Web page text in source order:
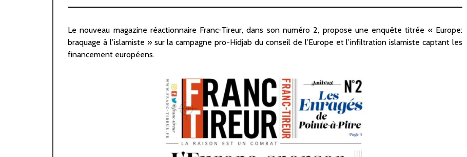
Le nouveau magazine réactionnaire Franc-Tireur, dans son numéro 2, propose une enquête titrée « Europe:
braquage à l’islamiste » sur la campagne pro-Hidjab du conseil de l’Europe et l’infiltration islamiste captant les
financement européens.